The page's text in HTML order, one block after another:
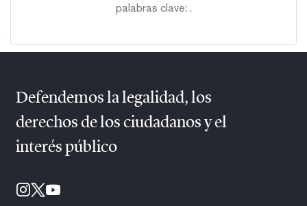
palabras clave: .
Defendemos la legalidad, los
derechos de los ciudadanos y el
interés público